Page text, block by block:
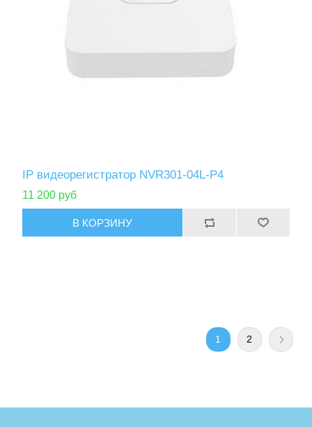
IP видеорегистратор NVR301-04L-P4
11 200 руб
1 2